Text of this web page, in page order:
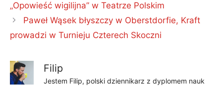
„Opowieść wigilijna” w Teatrze Polskim
Paweł Wąsek błyszczy w Oberstdorfie, Kraft
prowadzi w Turnieju Czterech Skoczni
Filip
Jestem Filip, polski dziennikarz z dyplomem nauk